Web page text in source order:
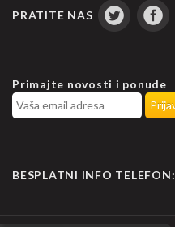
PRATITE NAS
Primajte novosti i ponude
BESPLATNI INFO TELEFON: